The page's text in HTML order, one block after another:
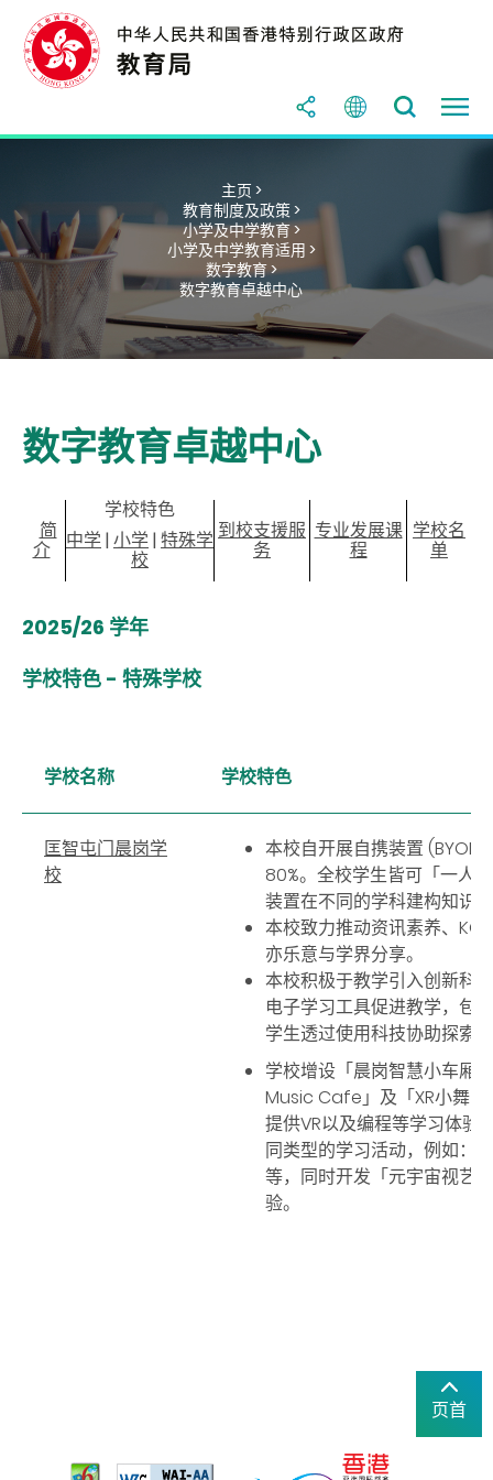
主页 >
教育制度及政策 >
小学及中学教育 >
小学及中学教育适用 >
数字教育 >
数字教育卓越中心
数字教育卓越中心
简
介
学校特色
中学 |小学 |特殊学
校
到校支援服
务
专业发展课
程
学校名
单
2025/26 学年
学校特色 - 特殊学校
学校名称 学校特色
匡智屯门晨岗学
校
本校自开展自携装置
80%。全校学生皆可「一人
装置在不同的学科建构知识。
本校致力推动资讯素养、
亦乐意与学界分享。
本校积极于教学引入创新科
电子学习工具促进教学，包
学生透过使用科技协助探索
学校增设「晨岗智慧小车厢
Music Cafe」及「XR小舞
提供VR以及编程等学习体验
同类型的学习活动，例如：
等，同时开发「元宇宙视艺
验。
页首